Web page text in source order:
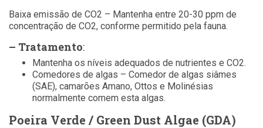
Baixa emissão de CO2 – Mantenha entre 20-30 ppm de
concentração de CO2, conforme permitido pela fauna.
– Tratamento:
Mantenha os níveis adequados de nutrientes e CO2.
Comedores de algas – Comedor de algas siâmes
(SAE), camarões Amano, Ottos e Molinésias
normalmente comem esta algas.
Poeira Verde / Green Dust Algae (GDA)